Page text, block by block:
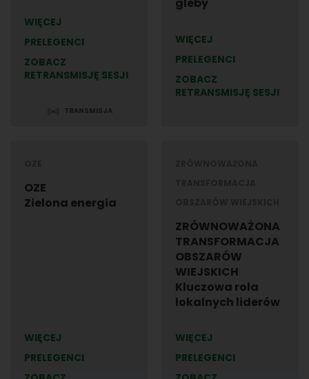
WIĘCEJ
PRELEGENCI
ZOBACZ
RETRANSMISJĘ SESJI
TRANSMISJA
gleby
WIĘCEJ
PRELEGENCI
ZOBACZ
RETRANSMISJĘ SESJI
OZE
Zielona energia
WIĘCEJ
PRELEGENCI
ZRÓWNOWAŻONA
TRANSFORMACJA
OBSZARÓW
WIEJSKICH
Kluczowa rola
lokalnych liderów
WIĘCEJ
PRELEGENCI